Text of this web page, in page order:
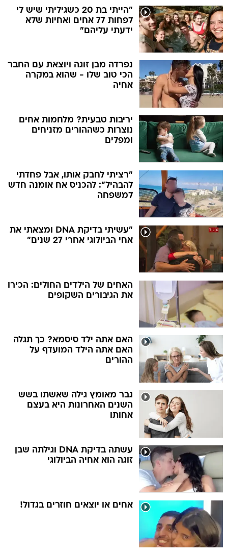
"הייתי בת 20 כשגיליתי שיש לי
לפחות 77 אחים ואחיות שלא
ידעתי עליהם"
נפרדה מבן זוגה ויוצאת עם החבר
הכי טוב שלו - שהוא במקרה
אחיה
יריבות טבעית? מלחמות אחים
נוצרות כשההורים מזניחים
ומפלים
"רציתי לחבק אותו, אבל פחדתי
להבהיל": להכניס אח אומנה חדש
למשפחה
"עשיתי בדיקת DNA ומצאתי את
אחי הביולוגי אחרי 27 שנים"
האחים של הילדים החולים: הכירו
את הגיבורים השקופים
האם אתה ילד סיסמא? כך תגלה
האם אתה הילד המועדף על
ההורים
גבר מאומץ גילה שאשתו בשש
השנים האחרונות היא בעצם
אחותו
עשתה בדיקת DNA וגילתה שבן
זוגה הוא אחיה הביולוגי
אחים או יוצאים חוזרים בגדול!